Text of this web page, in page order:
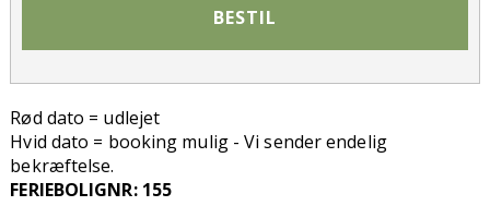
BESTIL
Rød dato = udlejet
Hvid dato = booking mulig - Vi sender endelig
bekræftelse.
FERIEBOLIGNR: 155